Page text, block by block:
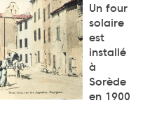
Un four
solaire
est
installé
à
Sorède
en 1900